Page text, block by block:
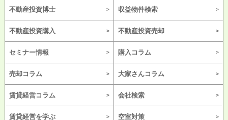
不動産投資博士 収益物件検索
不動産投資購入 不動産投資売却
セミナー情報 購入コラム
売却コラム 大家さんコラム
賃貸経営コラム 会社検索
賃貸経営を学ぶ 空室対策